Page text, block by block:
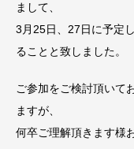
まして、
3月25日、27日に予定
ることと致しました。
ご参加をご検討頂いて
ますが、
何卒ご理解頂きます様